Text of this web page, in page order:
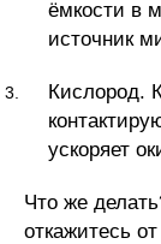
ёмкости в
источник
Кислород.
ускоряет
Что же
откажитесь